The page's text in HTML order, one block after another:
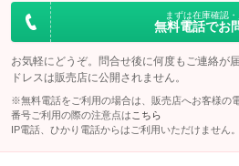
まずは在庫確認
無料電話でお
お気軽にどうぞ。問合せ後に何度もご連絡が
ドレスは販売店に公開されません。
※無料電話をご利用の場合は、販売店へお客様の
番号ご利用の際の注意点は こちら
IP電話、ひかり電話からはご利用いただけません。